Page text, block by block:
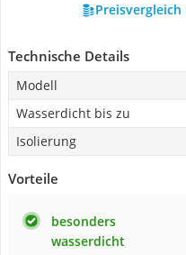
Technische Details
Modell
Wasserdicht bis zu
Isolierung
Vorteile
besonders
wasserdicht